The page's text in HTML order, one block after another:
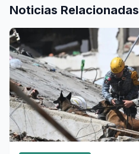
Noticias Relacionadas